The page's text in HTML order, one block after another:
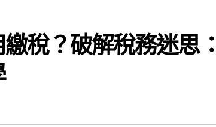
稅？破解稅務迷思